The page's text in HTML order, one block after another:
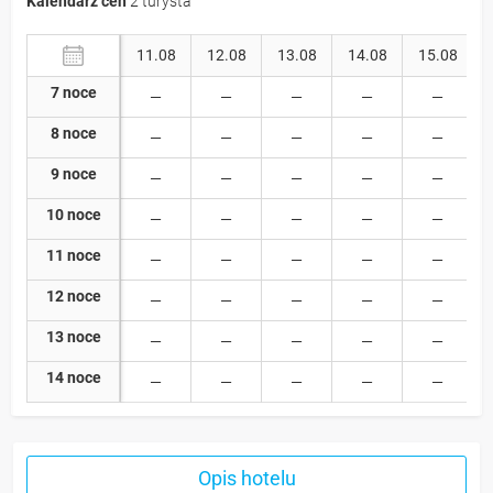
7 noce
8 noce
9 noce
10 noce
11 noce
12 noce
13 noce
14 noce
11.08 12.08 13.08 14.08 15.08
Opis hotelu